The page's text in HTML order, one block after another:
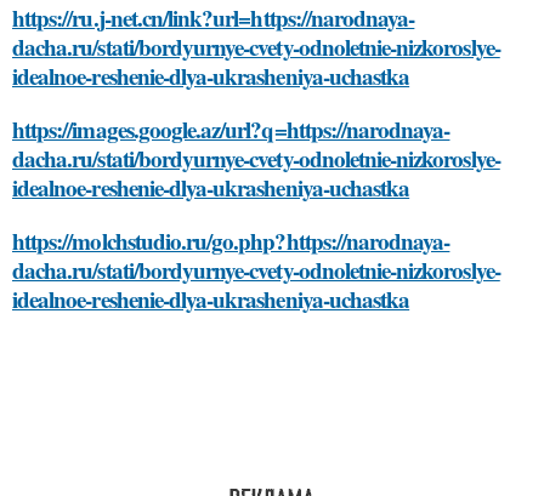
https://ru.j-net.cn/link?url=https://narodnaya-
dacha.ru/stati/bordyurnye-cvety-odnoletnie-nizkoroslye-
idealnoe-reshenie-dlya-ukrasheniya-uchastka
https://images.google.az/url?q=https://narodnaya-
dacha.ru/stati/bordyurnye-cvety-odnoletnie-nizkoroslye-
idealnoe-reshenie-dlya-ukrasheniya-uchastka
https://molchstudio.ru/go.php?https://narodnaya-
dacha.ru/stati/bordyurnye-cvety-odnoletnie-nizkoroslye-
idealnoe-reshenie-dlya-ukrasheniya-uchastka